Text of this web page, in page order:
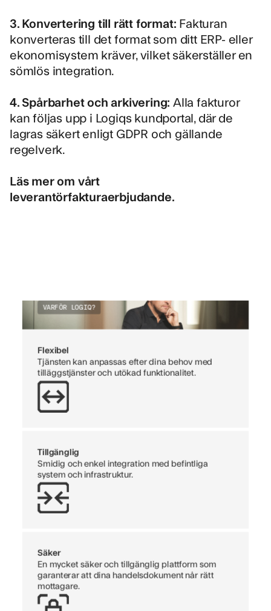
3. Konvertering till rätt format: Fakturan
konverteras till det format som ditt ERP- eller
ekonomisystem kräver, vilket säkerställer en
sömlös integration.
4. Spårbarhet och arkivering: Alla fakturor
kan följas upp i Logiqs kundportal, där de
lagras säkert enligt GDPR och gällande
regelverk.
Läs mer om vårt
leverantörfakturaerbjudande.
VARFÖR LOGIQ?
Flexibel
Tjänsten kan anpassas efter dina behov med
tilläggstjänster och utökad funktionalitet.
Tillgänglig
Smidig och enkel integration med befintliga
system och infrastruktur.
Säker
En mycket säker och tillgänglig plattform som
garanterar att dina handelsdokument når rätt
mottagare.